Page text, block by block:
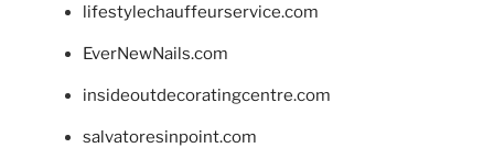
lifestylechauffeurservice.com
EverNewNails.com
insideoutdecoratingcentre.com
salvatoresinpoint.com